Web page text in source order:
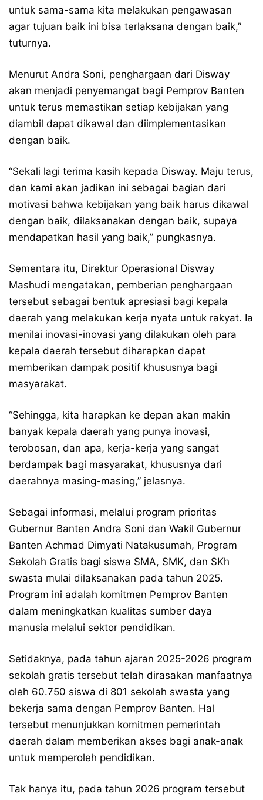
untuk sama-sama kita melakukan pengawasan
agar tujuan baik ini bisa terlaksana dengan baik,”
tuturnya.
Menurut Andra Soni, penghargaan dari Disway
akan menjadi penyemangat bagi Pemprov Banten
untuk terus memastikan setiap kebijakan yang
diambil dapat dikawal dan diimplementasikan
dengan baik.
“Sekali lagi terima kasih kepada Disway. Maju terus,
dan kami akan jadikan ini sebagai bagian dari
motivasi bahwa kebijakan yang baik harus dikawal
dengan baik, dilaksanakan dengan baik, supaya
mendapatkan hasil yang baik,” pungkasnya.
Sementara itu, Direktur Operasional Disway
Mashudi mengatakan, pemberian penghargaan
tersebut sebagai bentuk apresiasi bagi kepala
daerah yang melakukan kerja nyata untuk rakyat. Ia
menilai inovasi-inovasi yang dilakukan oleh para
kepala daerah tersebut diharapkan dapat
memberikan dampak positif khususnya bagi
masyarakat.
“Sehingga, kita harapkan ke depan akan makin
banyak kepala daerah yang punya inovasi,
terobosan, dan apa, kerja-kerja yang sangat
berdampak bagi masyarakat, khususnya dari
daerahnya masing-masing,” jelasnya.
Sebagai informasi, melalui program prioritas
Gubernur Banten Andra Soni dan Wakil Gubernur
Banten Achmad Dimyati Natakusumah, Program
Sekolah Gratis bagi siswa SMA, SMK, dan SKh
swasta mulai dilaksanakan pada tahun 2025.
Program ini adalah komitmen Pemprov Banten
dalam meningkatkan kualitas sumber daya
manusia melalui sektor pendidikan.
Setidaknya, pada tahun ajaran 2025-2026 program
sekolah gratis tersebut telah dirasakan manfaatnya
oleh 60.750 siswa di 801 sekolah swasta yang
bekerja sama dengan Pemprov Banten. Hal
tersebut menunjukkan komitmen pemerintah
daerah dalam memberikan akses bagi anak-anak
untuk memperoleh pendidikan.
Tak hanya itu, pada tahun 2026 program tersebut